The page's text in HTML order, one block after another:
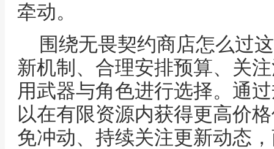
牵动。
围绕无畏契约商店怎么过
新机制、合理安排预算、关
用武器与角色进行选择。通
以在有限资源内获得更高价
免冲动、持续关注更新动态